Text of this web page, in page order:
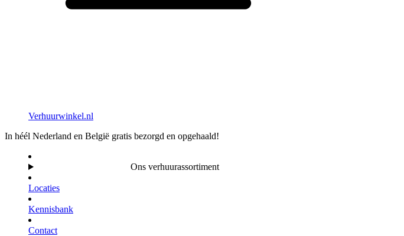
Verhuurwinkel.nl
In héél Nederland en België gratis bezorgd en opgehaald!
Ons verhuurassortiment
Locaties
Kennisbank
Contact